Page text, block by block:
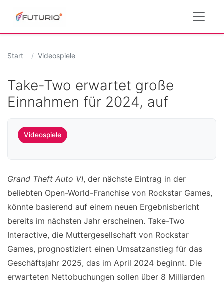
Start Videospiele
Take-Two erwartet große
Einnahmen für 2024, auf
Videospiele
Grand Theft Auto VI, der nächste Eintrag in der
beliebten Open-World-Franchise von Rockstar Games,
könnte basierend auf einem neuen Ergebnisbericht
bereits im nächsten Jahr erscheinen. Take-Two
Interactive, die Muttergesellschaft von Rockstar
Games, prognostiziert einen Umsatzanstieg für das
Geschäftsjahr 2025, das im April 2024 beginnt. Die
erwarteten Nettobuchungen sollen über 8 Milliarden